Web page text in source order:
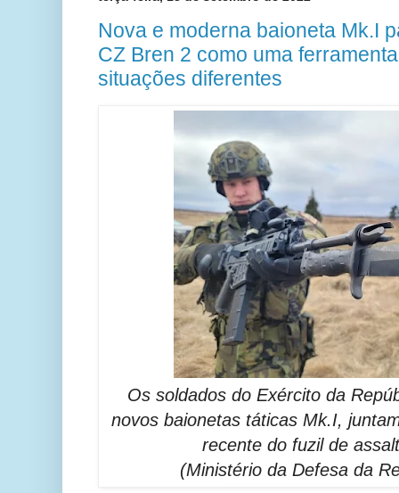
Nova e moderna baioneta Mk.I
CZ Bren 2 como uma
situações diferentes
Os soldados do Exército da
novos baionetas táticas Mk.I,
recente do fuzil de
(Ministério da Defesa da